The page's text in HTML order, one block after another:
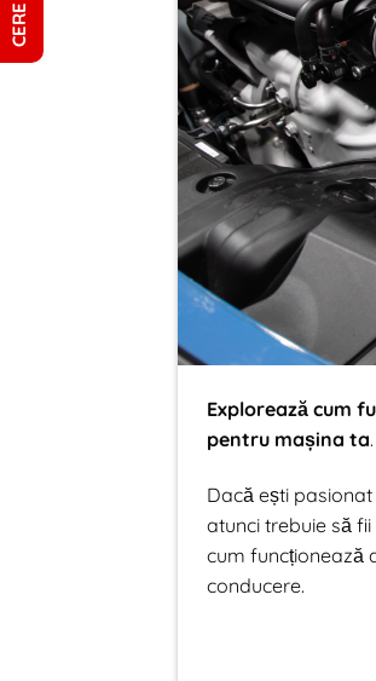
Explorează cum
pentru mașina ta.
Dacă ești
atunci trebuie să
cum funcționează
conducere.